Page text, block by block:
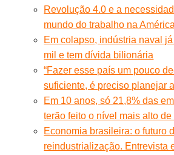
Revolução 4.0 e a
mundo do trabalho na
Em colapso, indústria naval
mil e tem dívida bilionária
“Fazer esse país um pouco
suficiente, é preciso planejar
Em 10 anos, só 21,8% das
terão feito o nível mais alto
Economia brasileira: o futuro
reindustrialização. Entrevista